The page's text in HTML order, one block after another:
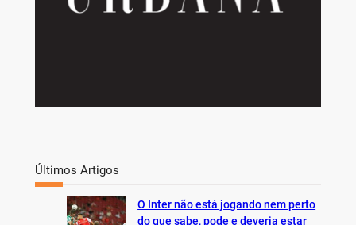
Últimos Artigos
O Inter não está jogando nem perto
do que sabe, pode e deveria estar